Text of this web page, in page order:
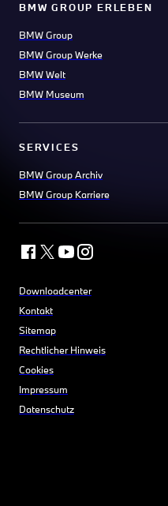
BMW GROUP ERLEBEN
BMW Group
BMW Group Werke
BMW Welt
BMW Museum
SERVICES
BMW Group Archiv
BMW Group Karriere
Downloadcenter
Kontakt
Sitemap
Rechtlicher Hinweis
Cookies
Impressum
Datenschutz